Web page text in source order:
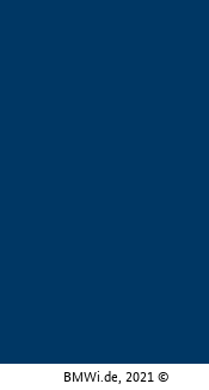
BMWi.de, 2021 ©